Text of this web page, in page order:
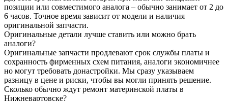
позиции или совместимого аналога – обычно занимает от 2 до
6 часов. Точное время зависит от модели и наличия
оригинальной запчасти.
Оригинальные детали лучше ставить или можно брать
аналоги?
Оригинальные запчасти продлевают срок службы платы и
сохранность фирменных схем питания, аналоги экономичнее
но могут требовать донастройки. Мы сразу указываем
разницу в цене и риски, чтобы вы могли принять решение.
Сколько обычно ждут ремонт материнской платы в
Нижневартовске?